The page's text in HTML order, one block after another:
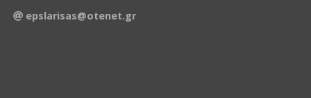
epslarisas@otenet.gr